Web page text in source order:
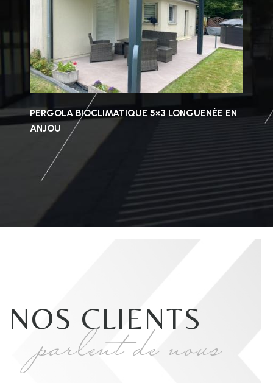
PERGOLA BIOCLIMATIQUE 5×3 LONGUENÉE EN
ANJOU
NOS CLIENTS
parlent de nous